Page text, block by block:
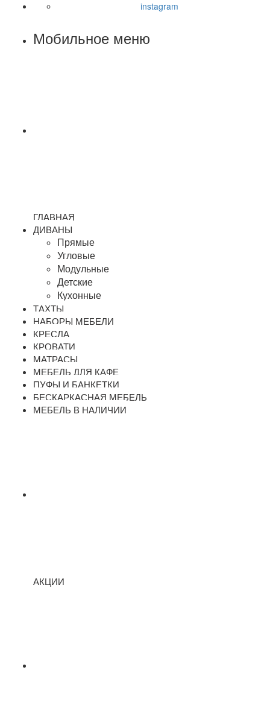
instagram
Мобильное меню
ГЛАВНАЯ
ДИВАНЫ
Прямые
Угловые
Модульные
Детские
Кухонные
ТАХТЫ
НАБОРЫ МЕБЕЛИ
КРЕСЛА
КРОВАТИ
МАТРАСЫ
МЕБЕЛЬ ДЛЯ КАФЕ
ПУФЫ И БАНКЕТКИ
БЕСКАРКАСНАЯ МЕБЕЛЬ
МЕБЕЛЬ В НАЛИЧИИ
АКЦИИ